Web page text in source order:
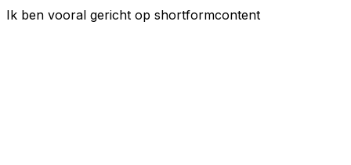
Ik ben vooral gericht op shortformcontent